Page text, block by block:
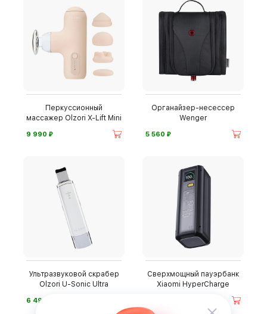
Перкуссионный
массажер Olzori X-Lift Mini
9 990 ⃏
Органайзер-несессер
Wenger
5 560 ⃏
Ультразвуковой скрабер
Olzori U-Sonic Ultra
6 490
Сверхмощный пауэрбанк
Xiaomi HyperCharge